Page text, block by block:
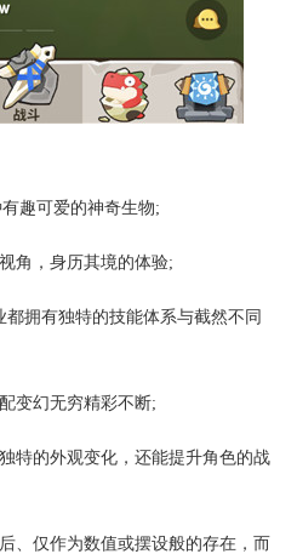
趣可爱的神奇生物;
角，身历其境的体验;
拥有独特的技能体系与截然不同
变幻无穷精彩不断;
特的外观变化，还能提升角色的战
、仅作为数值或摆设般的存在，而